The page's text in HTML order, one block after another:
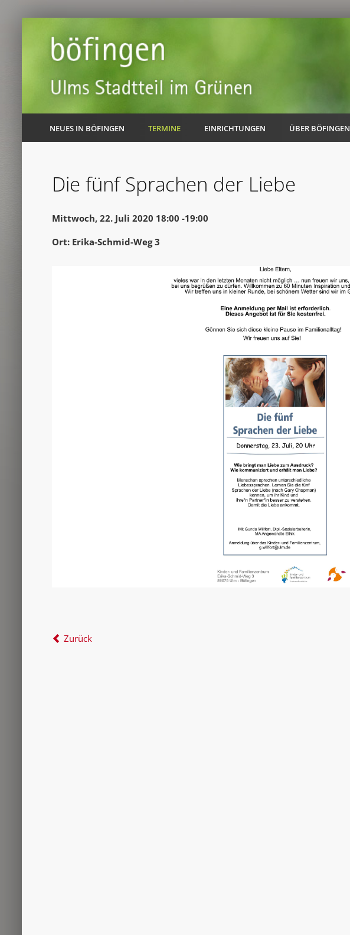
NEUES IN BÖFINGEN TERMINE EINRICHTUNGEN ÜBER BÖFINGEN
Die fünf Sprachen der Liebe
Mittwoch, 22. Juli 2020 18:00 -19:00
Ort: Erika-Schmid-Weg 3
Zurück